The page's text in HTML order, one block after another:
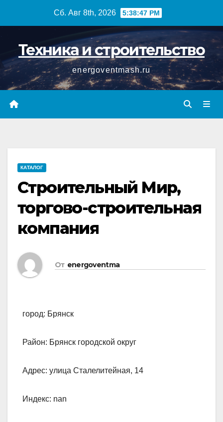
Сб. Авг 8th, 2026 5:38:48 PM
Техника и строительство
energoventmash.ru
КАТАЛОГ
Строительный Мир,
торгово-строительная
компания
От energoventma
город: Брянск
Район: Брянск городской округ
Адрес: улица Сталелитейная, 14
Индекс: nan